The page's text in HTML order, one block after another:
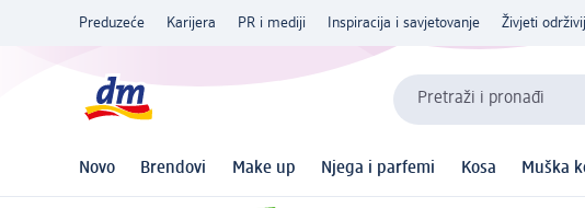
Preduzeće Karijera PR i mediji Inspiracija i savjetovanje Živjeti
Pretraži i pronađi
Novo Brendovi Make up Njega i parfemi Kosa Muška